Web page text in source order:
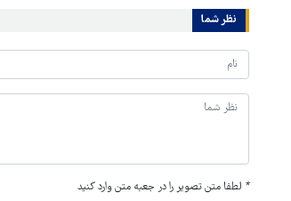
نظر شما
* لطفا متن تصویر را در جعبه متن وارد کنید